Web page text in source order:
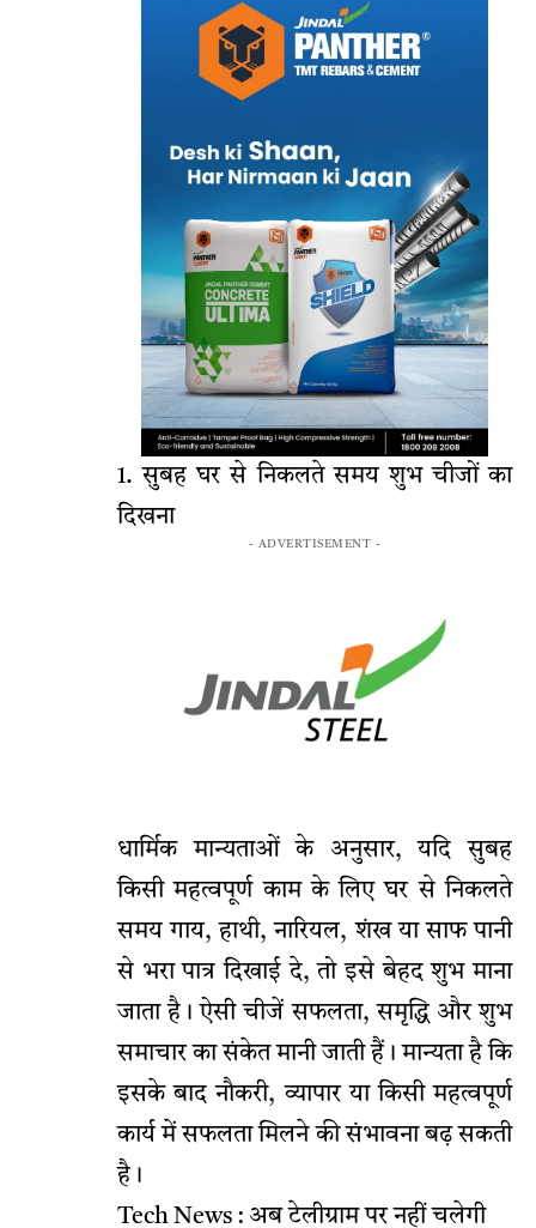
1. सुबह घर से निकलते समय शुभ चीजों का
दिखना
- ADVERTISEMENT -
धार्मिक मान्यताओं के अनुसार, यदि सुबह
किसी महत्वपूर्ण काम के लिए घर से निकलते
समय गाय, हाथी, नारियल, शंख या साफ पानी
से भरा पात्र दिखाई दे, तो इसे बेहद शुभ माना
जाता है। ऐसी चीजें सफलता, समृद्धि और शुभ
समाचार का संकेत मानी जाती हैं। मान्यता है कि
इसके बाद नौकरी, व्यापार या किसी महत्वपूर्ण
कार्य में सफलता मिलने की संभावना बढ़ सकती
है।
Tech News : अब टेलीग्राम पर नहीं चलेगी